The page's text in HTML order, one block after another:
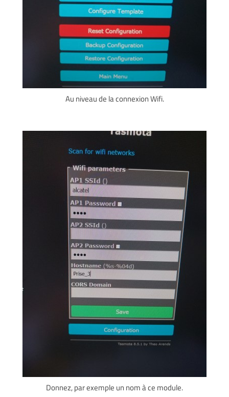
Au niveau de la connexion Wifi.
Donnez, par exemple un nom à ce module.